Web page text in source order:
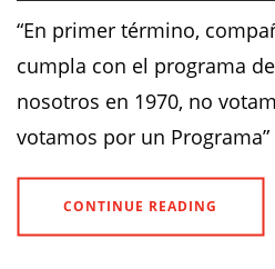
“En primer término,
cumpla con el programa
nosotros en 1970, no
votamos por un
CONTINUE READING